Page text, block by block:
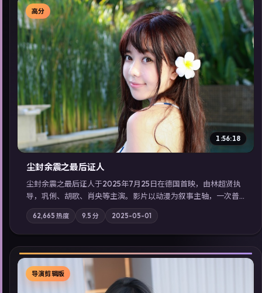
▶
高分
1:56:18
尘封余震之最后证人
尘封余震之最后证人于2025年7月25日在德国首映，由林超贤执
导，巩俐、胡歌、肖央等主演。影片以动漫为叙事主轴，一次普
通通勤演变成全城关注的生死营救；摄影与配乐强化地域气质；
站内亦可通过「国产免费观看高清电视剧在线看」延展检索同类
型高分佳作，畅享高清在线追剧体验。
62,665 热度 9.5 分 2025-05-01
导演剪辑版